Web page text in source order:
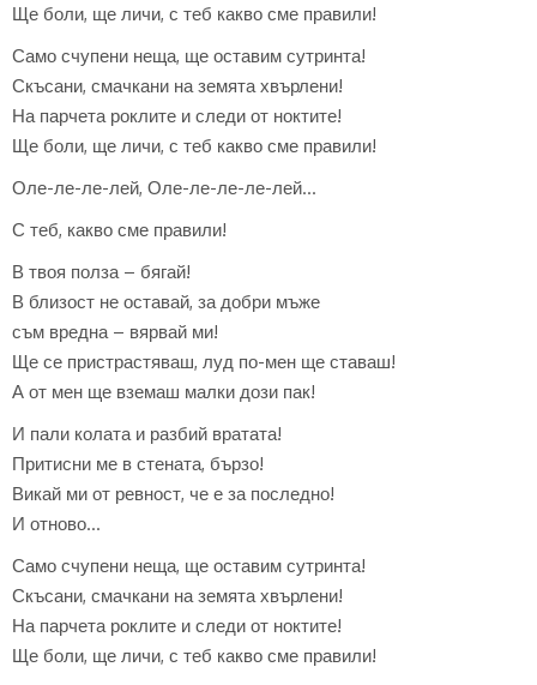
Ще боли, ще личи, с теб какво сме правили!
Само счупени неща, ще оставим сутринта!
Скъсани, смачкани на земята хвърлени!
На парчета роклите и следи от ноктите!
Ще боли, ще личи, с теб какво сме правили!
Оле-ле-ле-лей, Оле-ле-ле-ле-лей…
С теб, какво сме правили!
В твоя полза – бягай!
В близост не оставай, за добри мъже
съм вредна – вярвай ми!
Ще се пристрастяваш, луд по-мен ще ставаш!
А от мен ще вземаш малки дози пак!
И пали колата и разбий вратата!
Притисни ме в стената, бързо!
Викай ми от ревност, че е за последно!
И отново…
Само счупени неща, ще оставим сутринта!
Скъсани, смачкани на земята хвърлени!
На парчета роклите и следи от ноктите!
Ще боли, ще личи, с теб какво сме правили!